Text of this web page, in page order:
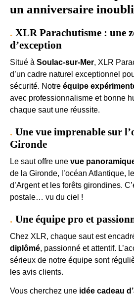
un anniversaire
XLR Parachutisme : une
d’exception
Situé à Soulac-sur-Mer, XLR
d’un cadre naturel exceptionnel
sécurité. Notre équipe
avec professionnalisme et bonne
chaque saut une réussite.
Une vue imprenable sur
Gironde
Le saut offre une vue
de la Gironde, l’océan Atlantique,
d’Argent et les forêts girondines.
postale… vu du ciel !
Une équipe pro et
Chez XLR, chaque saut est
diplômé, passionné et attentif.
sérieux de notre équipe sont
les avis clients.
Vous cherchez une idée cadeau